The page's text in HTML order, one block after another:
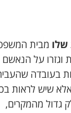
שלו מבית
בעובדה
שיש לראות
גדול מהמקרים,